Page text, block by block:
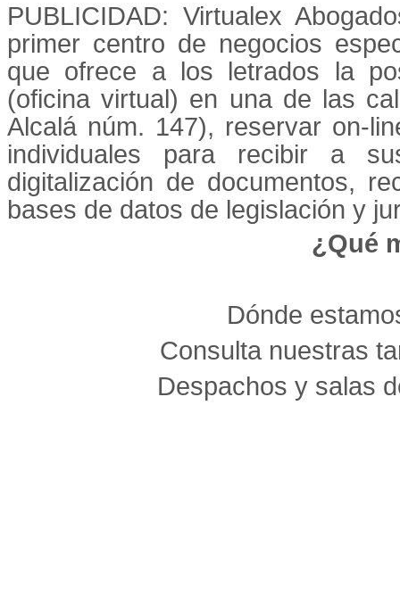
PUBLICIDAD: Virtualex
primer centro de negocios
que ofrece a los letrados la
(oficina virtual) en una de las
Alcalá núm. 147), reservar on-
individuales para recibir a
digitalización de documentos,
bases de datos de legislación y
¿Qué
Dónde
Consulta nuestras
Despachos y salas